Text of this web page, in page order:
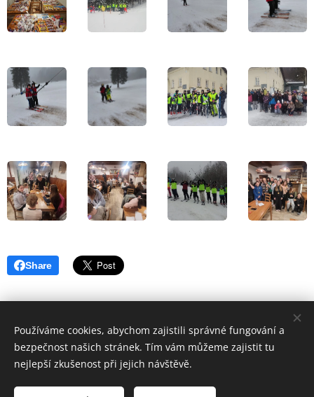
Share
ZŠ P. Lisého Hostomice
Používáme cookies, abychom zajistili správné fungování a
bezpečnost našich stránek. Tím vám můžeme zajistit tu
nejlepší zkušenost při jejich návštěvě.